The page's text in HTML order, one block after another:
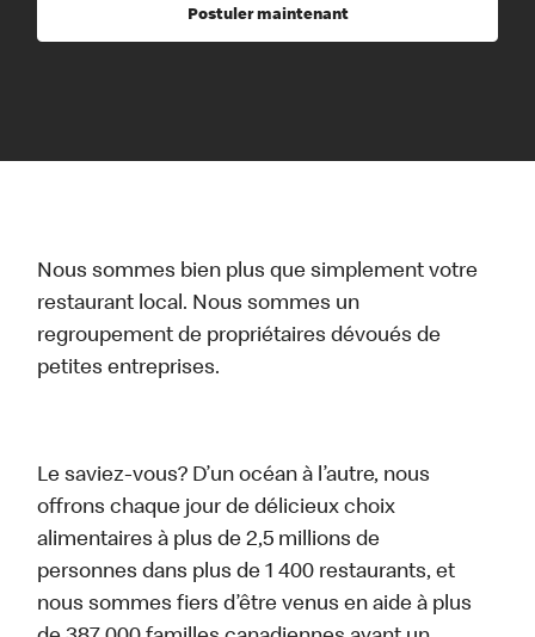
Postuler maintenant
Nous sommes bien plus que simplement votre
restaurant local. Nous sommes un
regroupement de propriétaires dévoués de
petites entreprises.
Le saviez-vous? D’un océan à l’autre, nous
offrons chaque jour de délicieux choix
alimentaires à plus de 2,5 millions de
personnes dans plus de 1 400 restaurants, et
nous sommes fiers d’être venus en aide à plus